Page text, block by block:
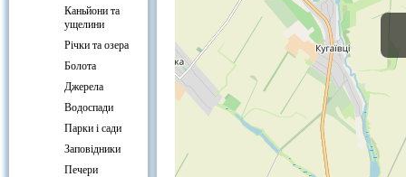
Каньйони та
ущелини
Річки та озера
Болота
Джерела
Водоспади
Парки і сади
Заповідники
Печери